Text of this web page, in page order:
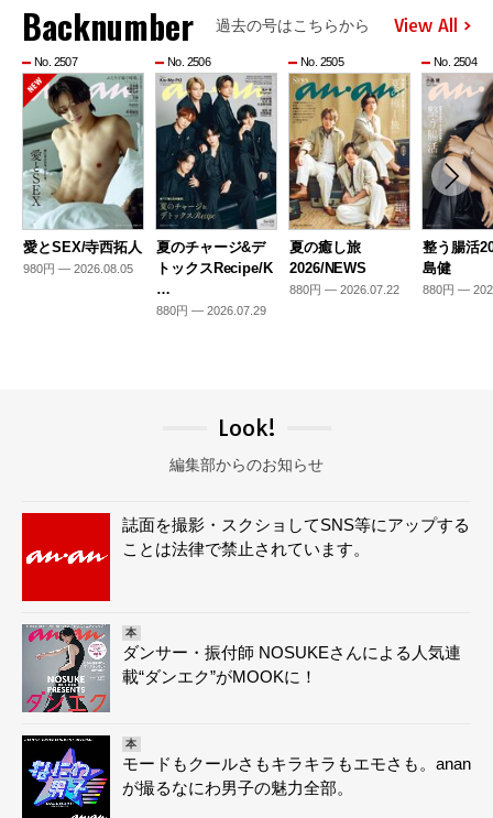
Backnumber 過去の号はこちらから View All
No. 2507
愛とSEX/寺西拓人
980円 — 2026.08.05
No. 2506
夏のチャージ&デ
トックスRecipe/K
…
880円 — 2026.07.29
No. 2505
夏の癒し旅
2026/NEWS
880円 — 2026.07.22
No. 2504
整う腸活
島健
880円 —
Look!
編集部からのお知らせ
誌面を撮影・スクショしてSNS等にアップする
ことは法律で禁止されています。
本
ダンサー・振付師 NOSUKEさんによる人気連
載“ダンエク”がMOOKに！
本
モードもクールさもキラキラもエモさも。anan
が撮るなにわ男子の魅力全部。